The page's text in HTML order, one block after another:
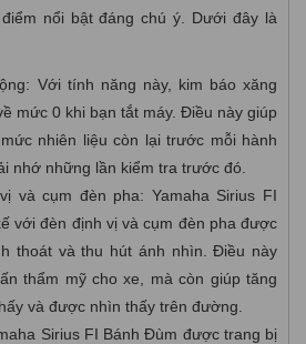
nổi bật đáng chú ý. Dưới đây là
Với tính năng này, kim báo xăng
mức 0 khi bạn tắt máy. Điều này giúp
nhiên liệu còn lại trước mỗi hành
nhớ những lần kiểm tra trước đó.
và cụm đèn pha: Yamaha Sirius FI
với đèn định vị và cụm đèn pha được
thoát và thu hút ánh nhìn. Điều này
thẩm mỹ cho xe, mà còn giúp tăng
và được nhìn thấy trên đường.
Sirius FI Bánh Đùm được trang bị